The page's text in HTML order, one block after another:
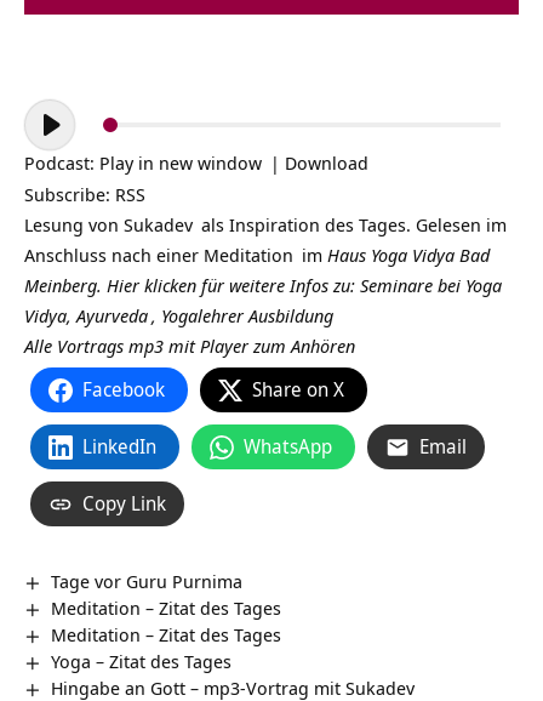
Audio-
Player
Podcast: Play in new window | Download
Subscribe: RSS
Lesung von Sukadev als Inspiration des Tages. Gelesen im
Anschluss nach einer Meditation im Haus Yoga Vidya Bad
Meinberg. Hier klicken für weitere Infos zu: Seminare bei Yoga
Vidya,Ayurveda, Yogalehrer Ausbildung
Alle Vortrags mp3 mit Player zum Anhören
Facebook Share on X
LinkedIn WhatsApp Email
Copy Link
Tage vor Guru Purnima
Meditation – Zitat des Tages
Meditation – Zitat des Tages
Yoga – Zitat des Tages
Hingabe an Gott – mp3-Vortrag mit Sukadev